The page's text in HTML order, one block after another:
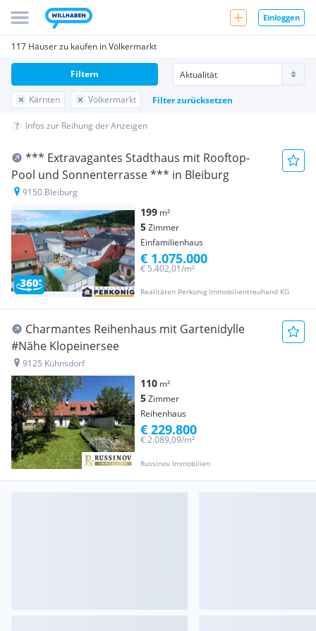
Einloggen
117 Häuser zu kaufen in Völkermarkt
Kärnten Völkermarkt Filter zurücksetzen
Filtern
Infos zur Reihung der Anzeigen
*** Extravagantes Stadthaus mit Rooftop-
Pool und Sonnenterrasse *** in Bleiburg
9150 Bleiburg
199 m²
5Zimmer
Einfamilienhaus
Realitäten Perkonig Immobilientreuhand KG
€ 5.402,01/m²
€ 1.075.000
Charmantes Reihenhaus mit Gartenidylle
#Nähe Klopeinersee
9125 Kühnsdorf
110 m²
5Zimmer
Reihenhaus
Russinov Immobilien
€ 2.089,09/m²
€ 229.800